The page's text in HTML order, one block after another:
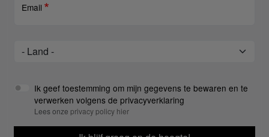
Email
Land
Land
Ik geef toestemming om mijn gegevens te bewaren en te
verwerken volgens de privacyverklaring
Lees onze privacy policy hier